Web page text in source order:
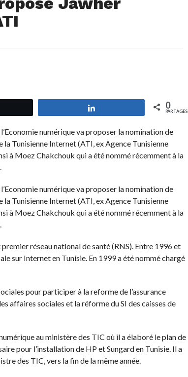
0
PARTAGES
numérique va proposer la nomination de
la Tunisienne Internet (ATI, ex Agence Tunisienne
à Moez Chakchouk qui a été nommé récemment à la
numérique va proposer la nomination de
la Tunisienne Internet (ATI, ex Agence Tunisienne
à Moez Chakchouk qui a été nommé récemment à la
réseau national de santé (RNS). Entre 1996 et
sur Internet en Tunisie. En 1999 a été nommé chargé
pour participer à la reforme de l’assurance
affaires sociales et la réforme du SI des caisses de
au ministère des TIC où il a élaboré le plan de
pour l’installation de HP et Sungard en Tunisie. Il a
des TIC, vers la fin de la même année.